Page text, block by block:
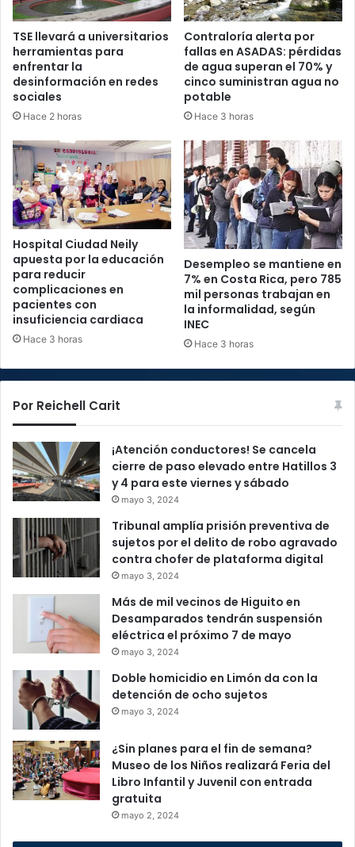
TSE llevará a universitarios
herramientas para
enfrentar la
desinformación en redes
sociales
Hace 2 horas
Contraloría alerta por
fallas en ASADAS: pérdidas
de agua superan el 70% y
cinco suministran agua no
potable
Hace 3 horas
Hospital Ciudad Neily
apuesta por la educación
para reducir
complicaciones en
pacientes con
insuficiencia cardiaca
Hace 3 horas
Desempleo se mantiene en
7% en Costa Rica, pero 785
mil personas trabajan en
la informalidad, según
INEC
Hace 3 horas
Por Reichell Carit
¡Atención conductores! Se cancela
cierre de paso elevado entre Hatillos 3
y 4 para este viernes y sábado
mayo 3, 2024
Tribunal amplía prisión preventiva de
sujetos por el delito de robo agravado
contra chofer de plataforma digital
mayo 3, 2024
Más de mil vecinos de Higuito en
Desamparados tendrán suspensión
eléctrica el próximo 7 de mayo
mayo 3, 2024
Doble homicidio en Limón da con la
detención de ocho sujetos
mayo 3, 2024
¿Sin planes para el fin de semana?
Museo de los Niños realizará Feria del
Libro Infantil y Juvenil con entrada
gratuita
mayo 2, 2024